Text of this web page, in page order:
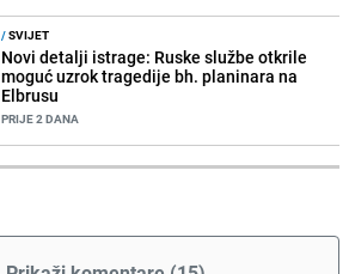
/SVIJET
Novi detalji istrage: Ruske službe otkrile
moguć uzrok tragedije bh. planinara na
Elbrusu
PRIJE 2 DANA